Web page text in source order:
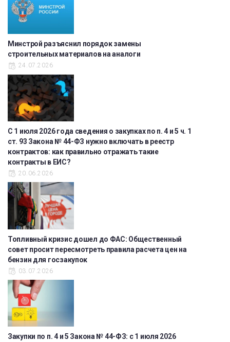
Минстрой разъяснил порядок замены
строительных материалов на аналоги
24.07.2026
С 1 июля 2026 года сведения о закупках по п. 4 и 5 ч. 1
ст. 93 Закона № 44-ФЗ нужно включать в реестр
контрактов: как правильно отражать такие
контракты в ЕИС?
20.06.2026
Топливный кризис дошел до ФАС: Общественный
совет просит пересмотреть правила расчета цен на
бензин для госзакупок
03.07.2026
Закупки по п. 4 и 5 Закона № 44-ФЗ: с 1 июля 2026